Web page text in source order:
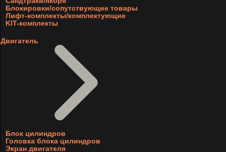
Блокировки/сопутствующие товары
Лифт-комплекты/комплектующие
KIT-комплекты
Двигатель
Блок цилиндров
Головка блока цилиндров
Экран двигателя